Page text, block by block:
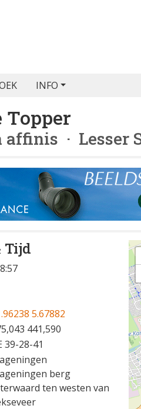
INFO
Topper
affinis · Lesser
Tijd
5.67882
441,590
39-28-41
berg
ten westen van